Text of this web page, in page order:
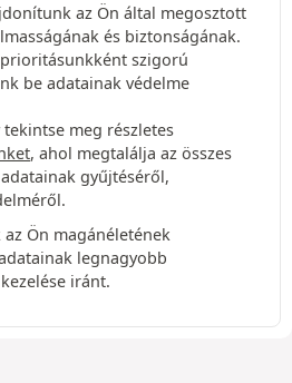
az Ön által megosztott
és biztonságának.
szigorú
be adatainak védelme
meg részletes
, ahol megtalálja az összes
gyűjtéséről,
Ön magánéletének
legnagyobb
iránt.